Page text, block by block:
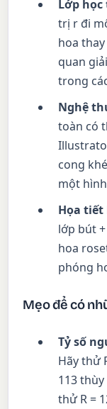
Lớp
trị r đi
hoa
quan
trong
Nghệ
toàn có
cong
một
Họa tiết
lớp bút
hoa
phóng
Mẹo để có
Tỷ số
Hãy thử
113
thử R =